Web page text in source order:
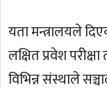
यता मन्त्रालयले
लक्षित प्रवेश
विभिन्न संस्थाले